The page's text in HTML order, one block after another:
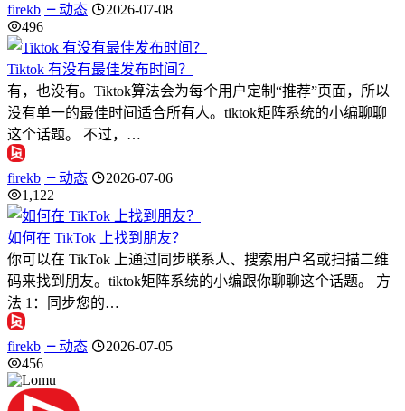
firekb 动态
2026-07-08
496
Tiktok 有没有最佳发布时间？
有，也没有。Tiktok算法会为每个用户定制“推荐”页面，所以
没有单一的最佳时间适合所有人。tiktok矩阵系统的小编聊聊
这个话题。 不过，…
firekb 动态
2026-07-06
1,122
如何在 TikTok 上找到朋友？
你可以在 TikTok 上通过同步联系人、搜索用户名或扫描二维
码来找到朋友。tiktok矩阵系统的小编跟你聊聊这个话题。 方
法 1：同步您的…
firekb 动态
2026-07-05
456